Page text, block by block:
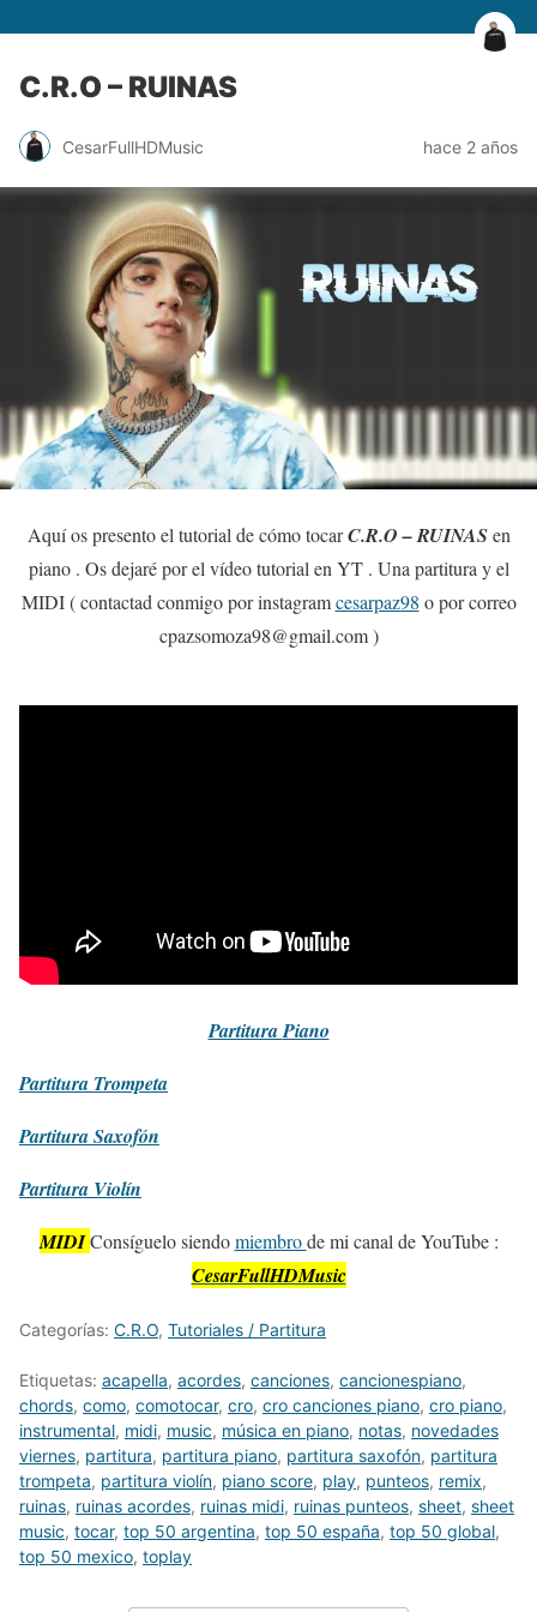
C.R.O – RUINAS
CesarFullHDMusic hace 2 años
Aquí os presento el tutorial de cómo tocarC.R.O – RUINASen
piano . Os dejaré por el vídeo tutorial en YT . Una partitura y el
MIDI ( contactad conmigo por instagramcesarpaz98 o por correo
cpazsomoza98@gmail.com )
PartituraPiano
Partitura Trompeta
PartituraSaxofón
Partitura Violín
MIDI Consíguelo siendomiembrode mi canal de YouTube :
CesarFullHDMusic
Categorías: C.R.O, Tutoriales / Partitura
Etiquetas: acapella, acordes, canciones, cancionespiano,
chords, como, comotocar, cro, cro canciones piano, cro piano,
instrumental, midi, music, música en piano, notas, novedades
viernes, partitura, partitura piano, partitura saxofón, partitura
trompeta, partitura violín, piano score, play, punteos, remix,
ruinas, ruinas acordes, ruinas midi, ruinas punteos, sheet, sheet
music, tocar, top 50 argentina, top 50 españa, top 50 global,
top 50 mexico, toplay